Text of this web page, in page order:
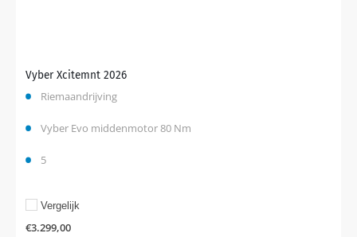
Vyber Xcitemnt 2026
Riemaandrijving
Vyber Evo middenmotor 80 Nm
5
€3.299,00
Vergelijk